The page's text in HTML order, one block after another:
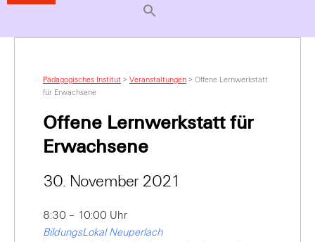
Pädagogisches Institut > Veranstaltungen > Offene Lernwerkstatt
für Erwachsene
Offene Lernwerkstatt für
Erwachsene
30. November 2021
8:30 – 10:00 Uhr
BildungsLokal Neuperlach